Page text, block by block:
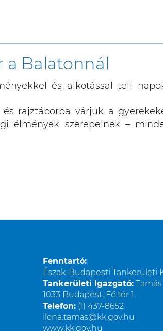
a Balatonnál
és alkotással teli
rajztáborba várjuk a
élmények szerepelnek –
Fenntartó:
Észak-Budapesti Tankerületi
Tankerületi Igazgató:
1033 Budapest, Fő tér 1.
Telefon: (1) 437-8652
ilona.tamas@kk.gov.hu
www.kk.gov.hu